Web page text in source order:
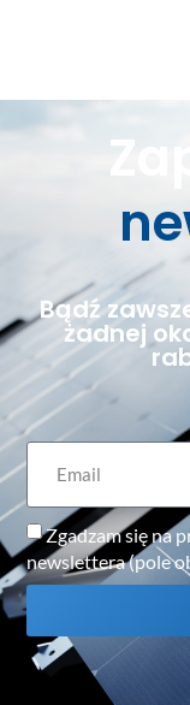
Bądź
żadnej
Zgadzam się na
newslettera (pole